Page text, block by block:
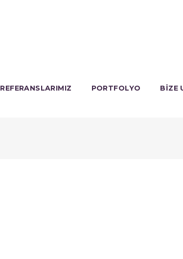
REFERANSLARIMIZ PORTFOLYO BIZE